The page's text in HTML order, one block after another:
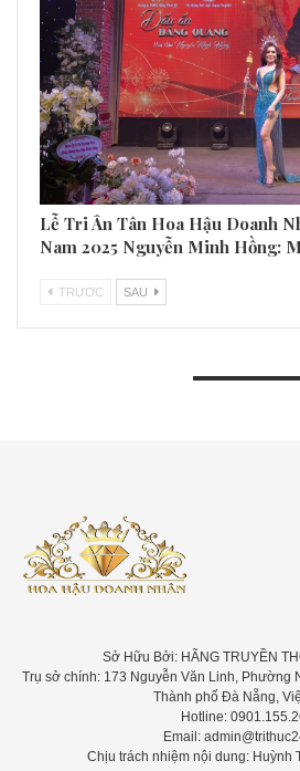
Lễ Tri Ân Tân Hoa Hậu Doanh
Nam 2025 Nguyễn Minh Hồng:
TRƯƠC SAU
Sở Hữu Bởi: HÃNG TRUYỀN
Trụ sở chính: 173 Nguyễn Văn Linh, Phường
Thành phố Đà Nẵng,
Hotline:
Email:
Chịu trách nhiệm nội dung: Huỳnh